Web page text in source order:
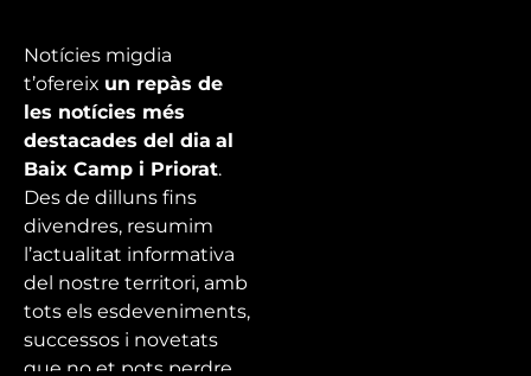
Notícies migdia
t’ofereix un repàs de
les notícies més
destacades del dia al
Baix Camp i Priorat.
Des de dilluns fins
divendres, resumim
l’actualitat informativa
del nostre territori, amb
tots els esdeveniments,
successos i novetats
que no et pots perdre.